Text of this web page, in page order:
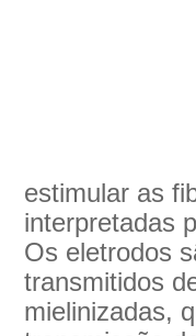
estimular as
interpretadas
Os eletrodos
transmitidos
mielinizadas,